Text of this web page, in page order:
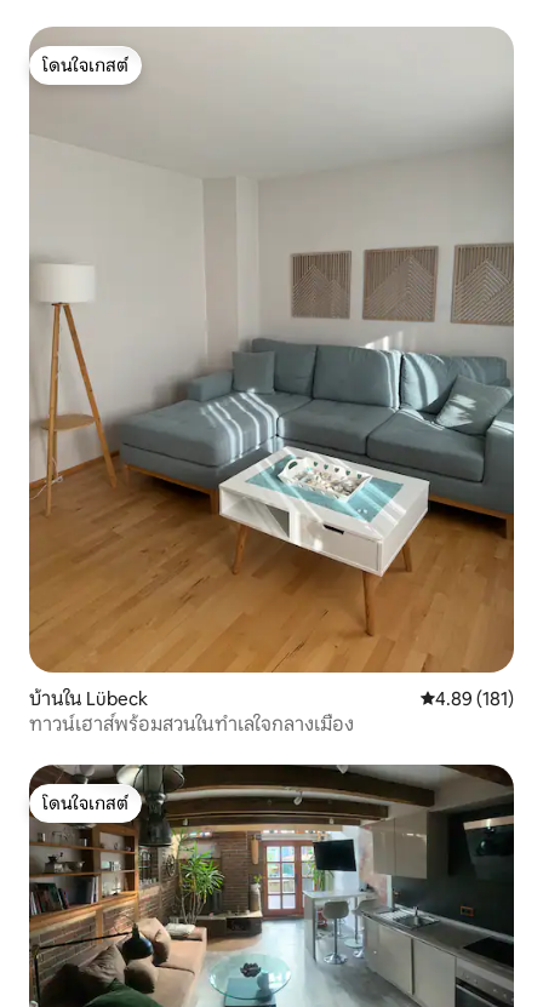
โดนใจเกสต์
โดนใจเกสต์
บ้านใน Lübeck คะแนนเฉลี่ย
4.89 (181)
ทาวน์เฮาส์พร้อมสวนในทำเลใจกลางเมือง
โดนใจเกสต์
โดนใจเกสต์